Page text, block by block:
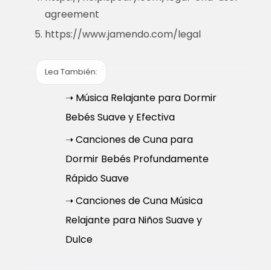
agreement
https://www.jamendo.com/legal
Lea También:
➝ Música Relajante para Dormir
Bebés Suave y Efectiva
➝ Canciones de Cuna para
Dormir Bebés Profundamente
Rápido Suave
➝ Canciones de Cuna Música
Relajante para Niños Suave y
Dulce